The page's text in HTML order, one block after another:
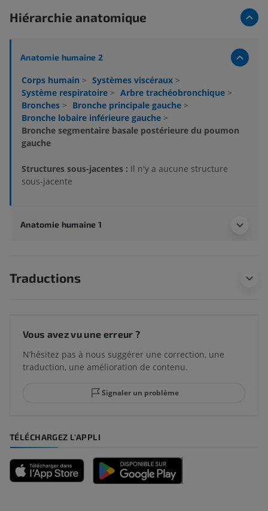
Hiérarchie anatomique
Anatomie humaine 2
Corps humain > Systèmes viscéraux >
Système respiratoire > Arbre trachéobronchique >
Bronches > Bronche principale gauche >
Bronche lobaire inférieure gauche >
Bronche segmentaire basale postérieure du poumon
gauche
Structures sous-jacentes : Il n'y a aucune structure
sous-jacente
Anatomie humaine 1
Traductions
Vous avez vu une erreur ?
N’hésitez pas à nous suggérer une correction, une
traduction, une amélioration de contenu.
Signaler un problème
TÉLÉCHARGEZ L'APPLI